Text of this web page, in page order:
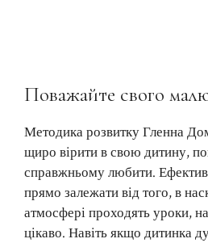
Поважайте свого
Методика розвитку Гленна
щиро вірити в свою дитину,
справжньому любити.
прямо залежати від того, в
атмосфері проходять уроки,
цікаво. Навіть якщо дитинка